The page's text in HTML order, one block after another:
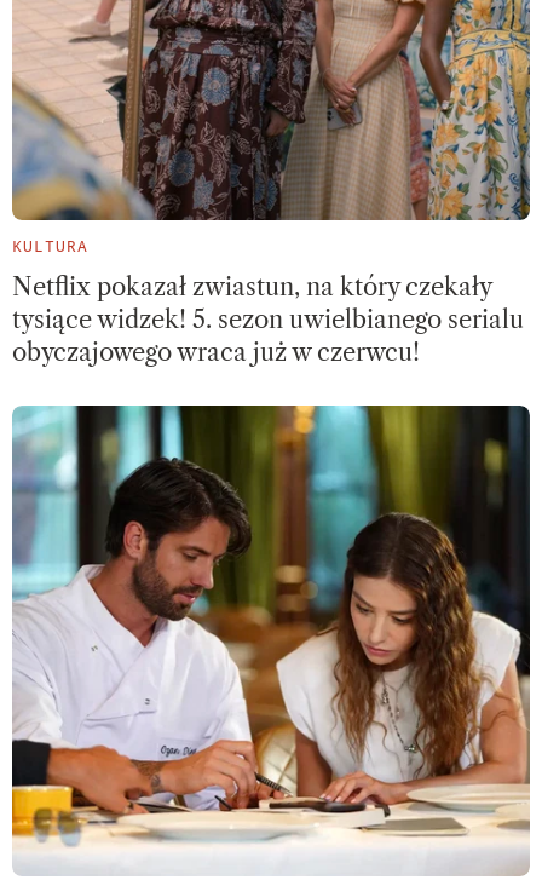
KULTURA
Netflix pokazał zwiastun, na który czekały
tysiące widzek! 5. sezon uwielbianego serialu
obyczajowego wraca już w czerwcu!